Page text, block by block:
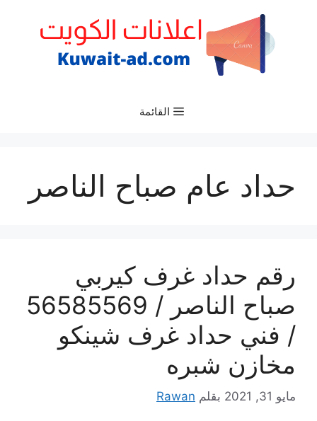
القائمة
حداد عام صباح الناصر
رقم حداد غرف كيربي
صباح الناصر / 56585569
/ فني حداد غرف شينكو
مخازن شبره
مايو 31, 2021 بقلم Rawan